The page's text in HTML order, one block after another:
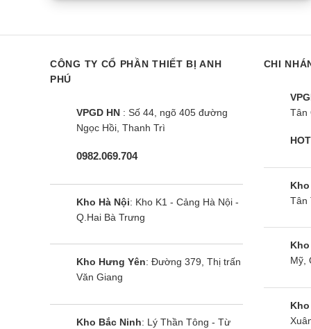
Tìm
Máy
thể như:
CÔNG TY CỔ PHẦN THIẾT BỊ ANH
PHÚ
VPGD HN : Số 44, ngõ 405 đường
Ngọc Hồi, Thanh Trì
0982.069.704
Kho Hà Nội: Kho K1 - Cảng Hà Nội -
Q.Hai Bà Trưng
Kho Hưng Yên: Đường 379, Thị trấn
Văn Giang
Kho Bắc Ninh: Lý Thần Tông - Từ
CHI
Tân
Kho
Tân
Kho
Mỹ,
Kho